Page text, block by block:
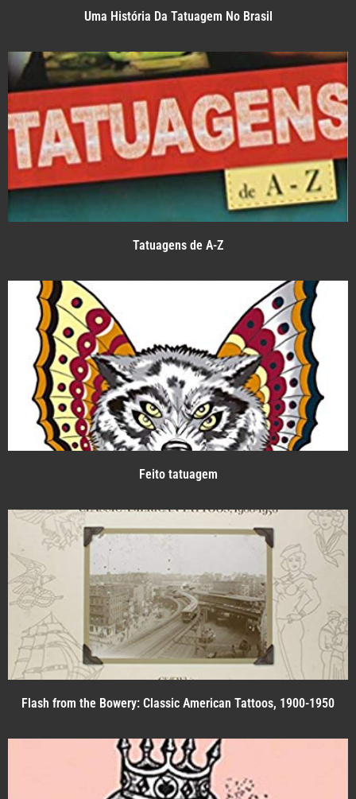
Uma História Da Tatuagem No Brasil
Tatuagens de A-Z
Feito tatuagem
Flash from the Bowery: Classic American Tattoos, 1900-1950